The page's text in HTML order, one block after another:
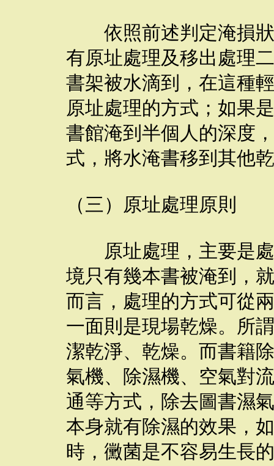
依照前述判定淹損狀
有原址處理及移出處理
書架被水滴到，在這種
原址處理的方式；如果
書館淹到半個人的深度
式，將水淹書移到其他
（三）原址處理原則
原址處理，主要是處
境只有幾本書被淹到，
而言，處理的方式可從
一面則是現場乾燥。所
潔乾淨、乾燥。而書籍
氣機、除濕機、空氣對
通等方式，除去圖書濕
本身就有除濕的效果，
時，黴菌是不容易生長